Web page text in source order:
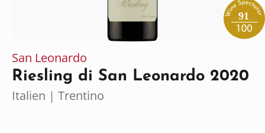
91
San Leonardo
Riesling di San Leonardo 2020
Italien | Trentino